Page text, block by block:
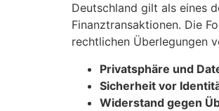
Deutschland gilt als eines
Finanztransaktionen. Die
rechtlichen Überlegungen
Privatsphäre und
Sicherheit vor
Widerstand gegen